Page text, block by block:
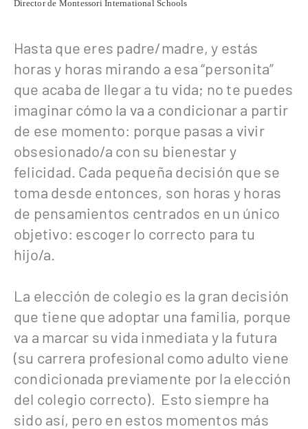
Director de Montessori International Schools
Hasta que eres padre/madre, y estás
horas y horas mirando a esa “personita”
que acaba de llegar a tu vida; no te puedes
imaginar cómo la va a condicionar a partir
de ese momento: porque pasas a vivir
obsesionado/a con su bienestar y
felicidad. Cada pequeña decisión que se
toma desde entonces, son horas y horas
de pensamientos centrados en un único
objetivo: escoger lo correcto para tu
hijo/a.
La elección de colegio es la gran decisión
que tiene que adoptar una familia, porque
va a marcar su vida inmediata y la futura
(su carrera profesional como adulto viene
condicionada previamente por la elección
del colegio correcto). Esto siempre ha
sido así, pero en estos momentos más